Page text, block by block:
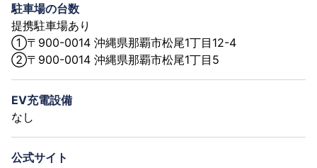
駐車場の台数
提携駐車場あり
①〒900-0014 沖縄県那覇市松尾1丁目12-4
②〒900-0014 沖縄県那覇市松尾1丁目5
EV充電設備
なし
公式サイト